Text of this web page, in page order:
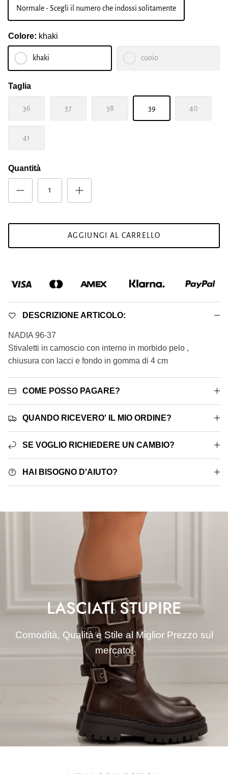
Normale - Scegli il numero che indossi solitamente
Colore: khaki
khaki cuoio
Taglia
36 37 38 39 40
41
Quantità
AGGIUNGI AL CARRELLO
DESCRIZIONE ARTICOLO:
NADIA 96-37
Stivaletti in camoscio con interno in morbido pelo ,
chiusura con lacci e fondo in gomma di 4 cm
COME POSSO PAGARE?
QUANDO RICEVERO' IL MIO ORDINE?
SE VOGLIO RICHIEDERE UN CAMBIO?
HAI BISOGNO D'AIUTO?
LASCIATI STUPIRE
Comodità, Qualità e Stile al Miglior Prezzo sul
mercato!